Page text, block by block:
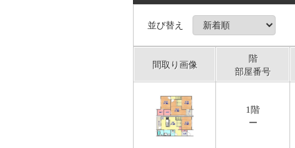
並び替え
間取り画像
階
部屋番号
1階
ー